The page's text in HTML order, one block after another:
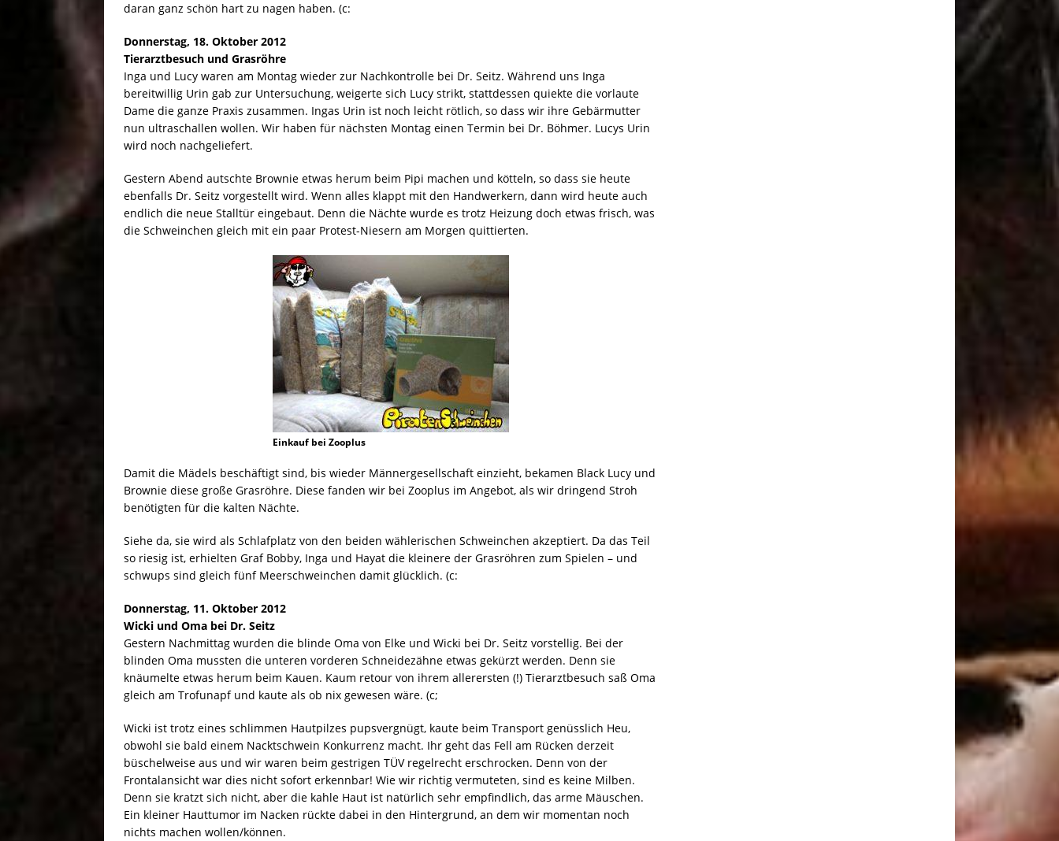
daran ganz schön hart zu nagen haben. (c:
Donnerstag, 18. Oktober 2012
Tierarztbesuch und Grasröhre
Inga und Lucy waren am Montag wieder zur Nachkontrolle bei Dr. Seitz. Während uns Inga
bereitwillig Urin gab zur Untersuchung, weigerte sich Lucy strikt, stattdessen quiekte die vorlaute
Dame die ganze Praxis zusammen. Ingas Urin ist noch leicht rötlich, so dass wir ihre Gebärmutter
nun ultraschallen wollen. Wir haben für nächsten Montag einen Termin bei Dr. Böhmer. Lucys Urin
wird noch nachgeliefert.
Gestern Abend autschte Brownie etwas herum beim Pipi machen und kötteln, so dass sie heute
ebenfalls Dr. Seitz vorgestellt wird. Wenn alles klappt mit den Handwerkern, dann wird heute auch
endlich die neue Stalltür eingebaut. Denn die Nächte wurde es trotz Heizung doch etwas frisch, was
die Schweinchen gleich mit ein paar Protest-Niesern am Morgen quittierten.
Einkauf bei Zooplus
Damit die Mädels beschäftigt sind, bis wieder Männergesellschaft einzieht, bekamen Black Lucy und
Brownie diese große Grasröhre. Diese fanden wir bei Zooplus im Angebot, als wir dringend Stroh
benötigten für die kalten Nächte.
Siehe da, sie wird als Schlafplatz von den beiden wählerischen Schweinchen akzeptiert. Da das Teil
so riesig ist, erhielten Graf Bobby, Inga und Hayat die kleinere der Grasröhren zum Spielen – und
schwups sind gleich fünf Meerschweinchen damit glücklich. (c:
Donnerstag, 11. Oktober 2012
Wicki und Oma bei Dr. Seitz
Gestern Nachmittag wurden die blinde Oma von Elke und Wicki bei Dr. Seitz vorstellig. Bei der
blinden Oma mussten die unteren vorderen Schneidezähne etwas gekürzt werden. Denn sie
knäumelte etwas herum beim Kauen. Kaum retour von ihrem allerersten (!) Tierarztbesuch saß Oma
gleich am Trofunapf und kaute als ob nix gewesen wäre. (c;
Wicki ist trotz eines schlimmen Hautpilzes pupsvergnügt, kaute beim Transport genüsslich Heu,
obwohl sie bald einem Nacktschwein Konkurrenz macht. Ihr geht das Fell am Rücken derzeit
büschelweise aus und wir waren beim gestrigen TÜV regelrecht erschrocken. Denn von der
Frontalansicht war dies nicht sofort erkennbar! Wie wir richtig vermuteten, sind es keine Milben.
Denn sie kratzt sich nicht, aber die kahle Haut ist natürlich sehr empfindlich, das arme Mäuschen.
Ein kleiner Hauttumor im Nacken rückte dabei in den Hintergrund, an dem wir momentan noch
nichts machen wollen/können.